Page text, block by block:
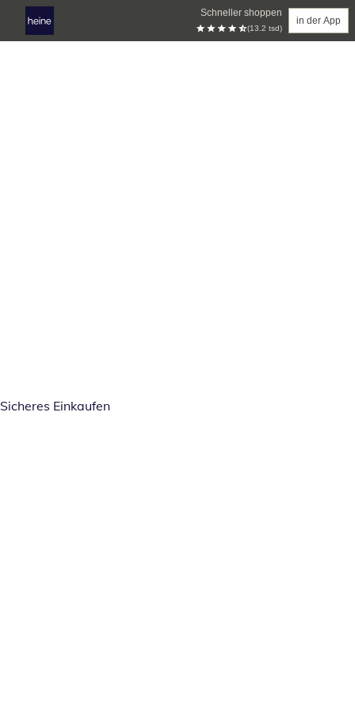
Schneller shoppen
(13.2 tsd)
in der App
Sicheres Einkaufen